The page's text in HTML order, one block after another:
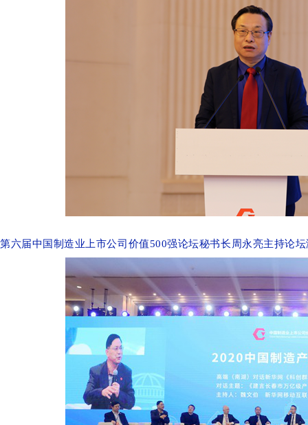
第六届中国制造业上市公司价值500强论坛秘书长周永亮主持论